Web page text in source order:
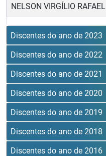
NELSON VIRGÍLIO RAFAEL
Discentes do ano de 2023
Discentes do ano de 2022
Discentes do ano de 2021
Discentes do ano de 2020
Discentes do ano de 2019
Discentes do ano de 2018
Discentes do ano de 2016